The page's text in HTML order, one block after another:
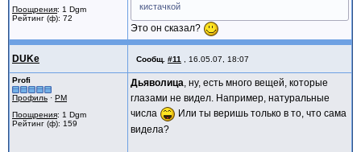
Поощрения: 1 Dgm
Рейтинг (ф): 72
кистачкой
Это он сказал?
DUKe Сообщ. #11 16.05.07, 18:07
Profi
Профиль · PM
Поощрения: 1 Dgm
Рейтинг (ф): 159
Дьяволица, ну, есть много вещей, которые
глазами не видел. Например, натуральные
числа
Или ты веришь только в то, что сама
видела?